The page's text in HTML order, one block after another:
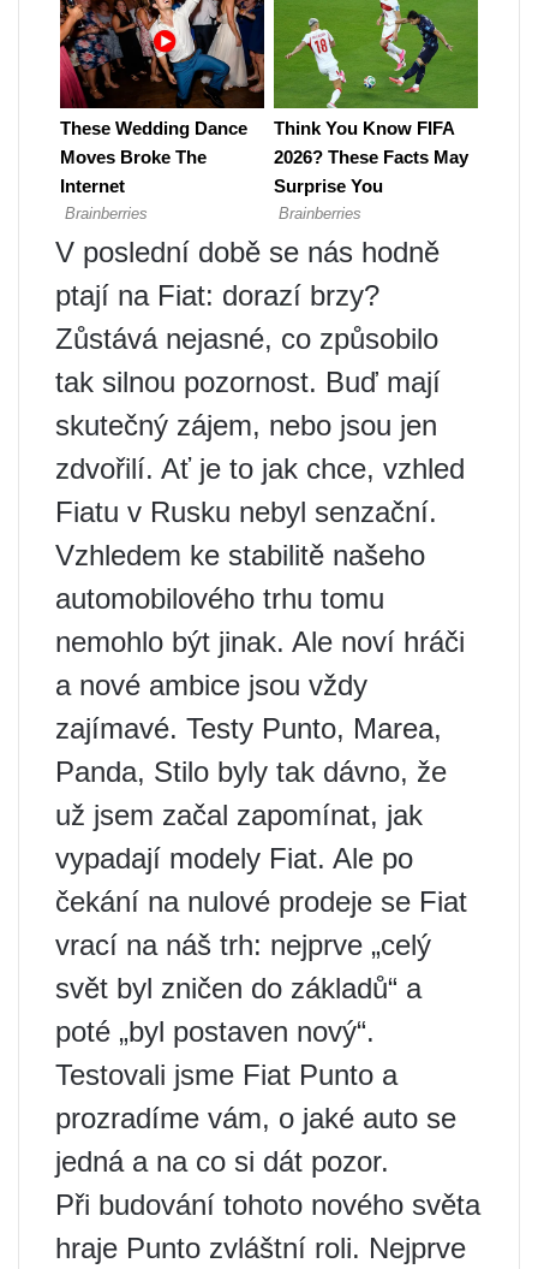
V poslední době se nás hodně
ptají na Fiat: dorazí brzy?
Zůstává nejasné, co způsobilo
tak silnou pozornost. Buď mají
skutečný zájem, nebo jsou jen
zdvořilí. Ať je to jak chce, vzhled
Fiatu v Rusku nebyl senzační.
Vzhledem ke stabilitě našeho
automobilového trhu tomu
nemohlo být jinak. Ale noví hráči
a nové ambice jsou vždy
zajímavé. Testy Punto, Marea,
Panda, Stilo byly tak dávno, že
už jsem začal zapomínat, jak
vypadají modely Fiat. Ale po
čekání na nulové prodeje se Fiat
vrací na náš trh: nejprve „celý
svět byl zničen do základů“ a
poté „byl postaven nový“.
Testovali jsme Fiat Punto a
prozradíme vám, o jaké auto se
jedná a na co si dát pozor.
Při budování tohoto nového světa
hraje Punto zvláštní roli. Nejprve